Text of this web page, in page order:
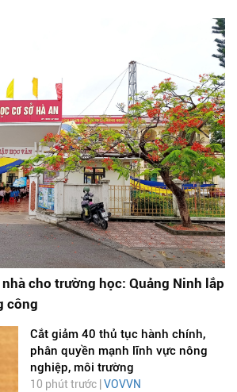
cho trường học: Quảng Ninh lắp
công
Cắt giảm 40 thủ tục hành chính,
phân quyền mạnh lĩnh vực nông
nghiệp, môi trường
10 phút trước | VOVVN